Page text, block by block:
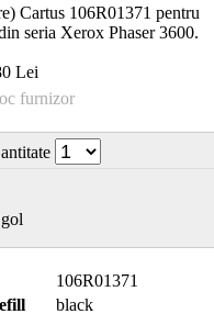
Cartus 106R01371 pentru
seria Xerox Phaser 3600.
Lei
furnizor
106R01371
black